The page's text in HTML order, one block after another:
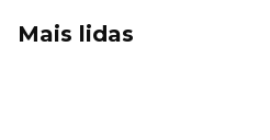
Mais lidas